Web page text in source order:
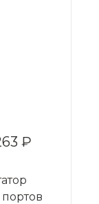
₽
портов